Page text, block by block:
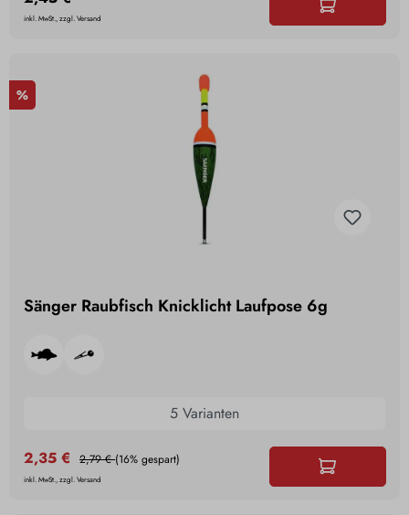
inkl. MwSt., zzgl. Versand
%
Sänger Raubfisch Knicklicht Laufpose 6g
5 Varianten
2,35 € 2,79 €(16% gespart)
inkl. MwSt., zzgl. Versand